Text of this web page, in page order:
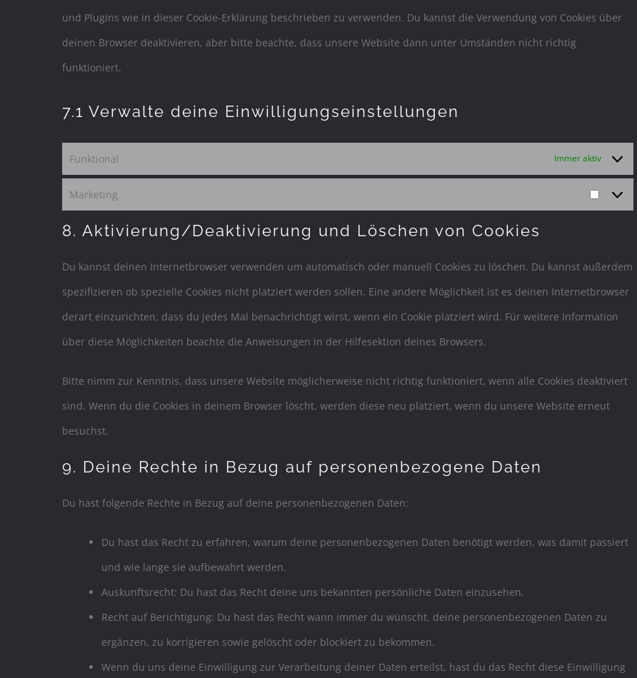
und Plugins wie in dieser Cookie-Erklärung beschrieben zu verwenden. Du kannst die Verwendung von Cookies über
deinen Browser deaktivieren, aber bitte beachte, dass unsere Website dann unter Umständen nicht richtig
funktioniert.
7.1 Verwalte deine Einwilligungseinstellungen
Funktional Immer aktiv
Marketing
8. Aktivierung/Deaktivierung und Löschen von Cookies
Du kannst deinen Internetbrowser verwenden um automatisch oder manuell Cookies zu löschen. Du kannst außerdem
spezifizieren ob spezielle Cookies nicht platziert werden sollen. Eine andere Möglichkeit ist es deinen Internetbrowser
derart einzurichten, dass du jedes Mal benachrichtigt wirst, wenn ein Cookie platziert wird. Für weitere Information
über diese Möglichkeiten beachte die Anweisungen in der Hilfesektion deines Browsers.
Bitte nimm zur Kenntnis, dass unsere Website möglicherweise nicht richtig funktioniert, wenn alle Cookies deaktiviert
sind. Wenn du die Cookies in deinem Browser löscht, werden diese neu platziert, wenn du unsere Website erneut
besuchst.
9. Deine Rechte in Bezug auf personenbezogene Daten
Du hast folgende Rechte in Bezug auf deine personenbezogenen Daten:
Du hast das Recht zu erfahren, warum deine personenbezogenen Daten benötigt werden, was damit passiert
und wie lange sie aufbewahrt werden.
Auskunftsrecht: Du hast das Recht deine uns bekannten persönliche Daten einzusehen.
Recht auf Berichtigung: Du hast das Recht wann immer du wünscht, deine personenbezogenen Daten zu
ergänzen, zu korrigieren sowie gelöscht oder blockiert zu bekommen.
Wenn du uns deine Einwilligung zur Verarbeitung deiner Daten erteilst, hast du das Recht diese Einwilligung